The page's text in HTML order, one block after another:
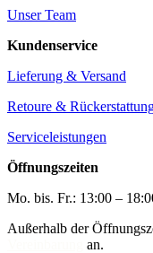
Unser Team
Kundenservice
Lieferung & Versand
Retoure &
Serviceleistungen
Öffnungszeiten
Mo. bis. Fr.: 13:00 –
Außerhalb der
an.